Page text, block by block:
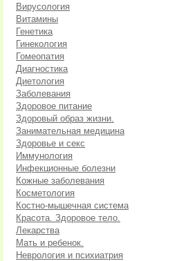
Вирусология
Витамины
Генетика
Гинекология
Гомеопатия
Диагностика
Диетология
Заболевания
Здоровое питание
Здоровый образ жизни.
Занимательная медицина
Здоровье и секс
Иммунология
Инфекционные болезни
Кожные заболевания
Косметология
Костно-мышечная система
Красота. Здоровое тело.
Лекарства
Мать и ребенок.
Неврология и психиатрия